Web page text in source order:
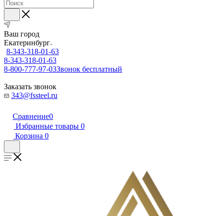
Ваш город
Екатеринбург
8-343-318-01-63
8-343-318-01-63
8-800-777-97-03Звонок бесплатный
Заказать звонок
343@fssteel.ru
Сравнение0
Избранные товары 0
Корзина 0